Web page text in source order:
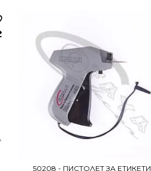
50208 - ПИСТОЛЕТ ЗА ЕТИКЕТИ